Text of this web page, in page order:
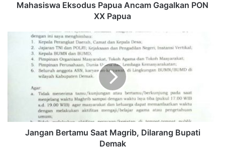
Mahasiswa Eksodus Papua Ancam Gagalkan PON
XX Papua
Jangan Bertamu Saat Magrib, Dilarang Bupati
Demak